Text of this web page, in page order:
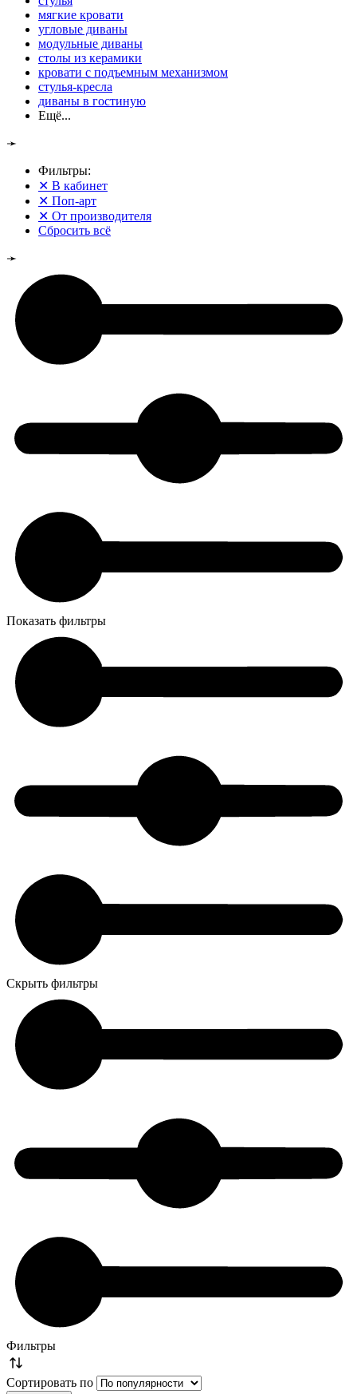
мягкие кровати
угловые диваны
модульные диваны
столы из керамики
кровати с подъемным механизмом
стулья-кресла
диваны в гостиную
Ещё...
➛
Фильтры:
✕ В кабинет
✕ Поп-арт
✕ От производителя
Сбросить всё
➛
Показать фильтры
Скрыть фильтры
Фильтры
Сортировать по